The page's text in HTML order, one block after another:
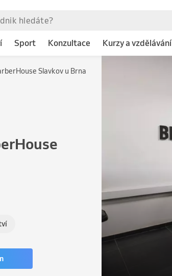
Sport Konzultace Kurzy a vzdělávání
Slavkov u Brna